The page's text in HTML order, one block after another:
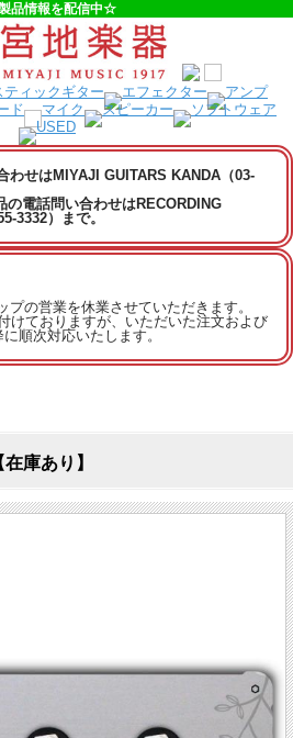
品情報を配信中☆
わせはMIYAJI GUITARS KANDA（03-
の電話問い合わせはRECORDING
3332）まで。
プの営業を休業させていただきます。
けておりますが、いただいた注文および
順次対応いたします。
庫あり】